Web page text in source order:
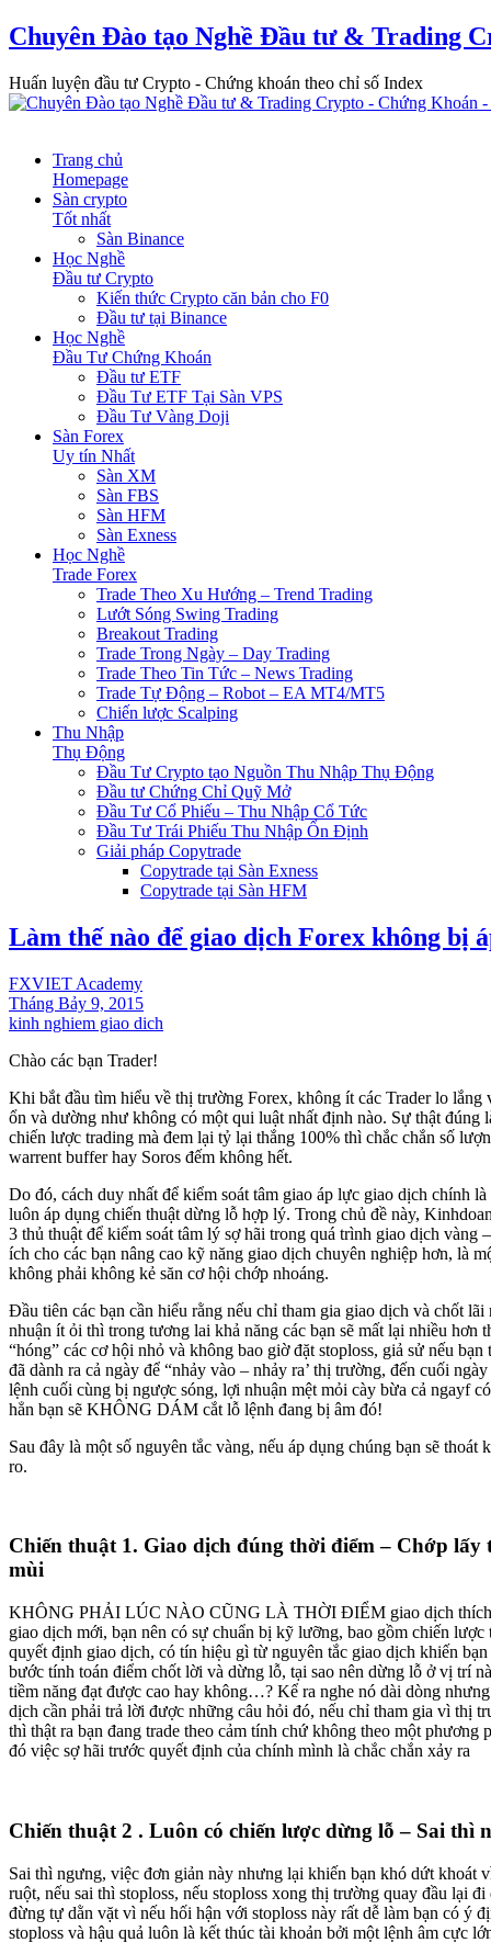
Chuyên Đào tạo Nghề Đầu tư & Trading
Huấn luyện đầu tư Crypto - Chứng khoán theo chỉ số Index
Trang chủ
Homepage
Sàn crypto
Tốt nhất
Sàn Binance
Học Nghề
Đầu tư Crypto
Kiến thức Crypto căn bản cho F0
Đầu tư tại Binance
Học Nghề
Đầu Tư Chứng Khoán
Đầu tư ETF
Đầu Tư ETF Tại Sàn VPS
Đầu Tư Vàng Doji
Sàn Forex
Uy tín Nhất
Sàn XM
Sàn FBS
Sàn HFM
Sàn Exness
Học Nghề
Trade Forex
Trade Theo Xu Hướng – Trend Trading
Lướt Sóng Swing Trading
Breakout Trading
Trade Trong Ngày – Day Trading
Trade Theo Tin Tức – News Trading
Trade Tự Động – Robot – EA MT4/MT5
Chiến lược Scalping
Thu Nhập
Thụ Động
Đầu Tư Crypto tạo Nguồn Thu Nhập Thụ Động
Đầu tư Chứng Chỉ Quỹ Mở
Đầu Tư Cổ Phiếu – Thu Nhập Cổ Tức
Đầu Tư Trái Phiếu Thu Nhập Ổn Định
Giải pháp Copytrade
Copytrade tại Sàn Exness
Copytrade tại Sàn HFM
Làm thế nào để giao dịch Forex không bị
FXVIET Academy
Tháng Bảy 9, 2015
kinh nghiem giao dich
Chào các bạn Trader!
Khi bắt đầu tìm hiểu về thị trường Forex, không ít các Trader lo lắng
ổn và dường như không có một qui luật nhất định nào. Sự thật đúng
chiến lược trading mà đem lại tỷ lại thắng 100% thì chắc chắn số
warrent buffer hay Soros đếm không hết.
Do đó, cách duy nhất để kiểm soát tâm giao áp lực giao dịch chính
luôn áp dụng chiến thuật dừng lỗ hợp lý. Trong chủ đề này,
3 thủ thuật để kiểm soát tâm lý sợ hãi trong quá trình giao dịch vàng
ích cho các bạn nâng cao kỹ năng giao dịch chuyên nghiệp hơn, là
không phải không kẻ săn cơ hội chớp nhoáng.
Đầu tiên các bạn cần hiểu rằng nếu chỉ tham gia giao dịch và chốt
nhuận ít ỏi thì trong tương lai khả năng các bạn sẽ mất lại nhiều hơn
“hóng” các cơ hội nhỏ và không bao giờ đặt stoploss, giả sử nếu
đã dành ra cả ngày để “nhảy vào – nhảy ra’ thị trường, đến cuối
lệnh cuối cùng bị ngược sóng, lợi nhuận mệt mỏi cày bừa cả ngayf
hẳn bạn sẽ KHÔNG DÁM cắt lỗ lệnh đang bị âm đó!
Sau đây là một số nguyên tắc vàng, nếu áp dụng chúng bạn sẽ thoát
ro.
Chiến thuật 1. Giao dịch đúng thời điểm – Chớp lấy
mùi
KHÔNG PHẢI LÚC NÀO CŨNG LÀ THỜI ĐIỂM giao dịch thích
giao dịch mới, bạn nên có sự chuẩn bị kỹ lưỡng, bao gồm chiến lược
quyết định giao dịch, có tín hiệu gì từ nguyên tắc giao dịch khiến
bước tính toán điểm chốt lời và dừng lỗ, tại sao nên dừng lỗ ở vị trí
tiềm năng đạt được cao hay không…? Kể ra nghe nó dài dòng
dịch cần phải trả lời được những câu hỏi đó, nếu chỉ tham gia vì thị
thì thật ra bạn đang trade theo cảm tính chứ không theo một phương
đó việc sợ hãi trước quyết định của chính mình là chắc chắn xảy ra
Chiến thuật 2 . Luôn có chiến lược dừng lỗ – Sai thì
Sai thì ngưng, việc đơn giản này nhưng lại khiến bạn khó dứt khoát
ruột, nếu sai thì stoploss, nếu stoploss xong thị trường quay đầu lại
đừng tự dằn vặt vì nếu hối hận với stoploss này rất dễ làm bạn có ý
stoploss và hậu quả luôn là kết thúc tài khoản bởi một lệnh âm cực